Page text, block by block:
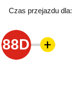
Czas przejazdu dla:
88D